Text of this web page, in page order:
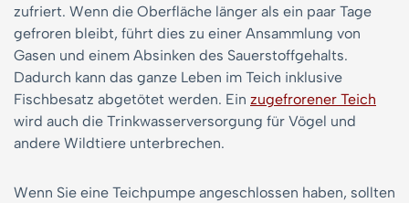
zufriert. Wenn die Oberfläche länger als ein paar Tage
gefroren bleibt, führt dies zu einer Ansammlung von
Gasen und einem Absinken des Sauerstoffgehalts.
Dadurch kann das ganze Leben im Teich inklusive
Fischbesatz abgetötet werden. Ein zugefrorener Teich
wird auch die Trinkwasserversorgung für Vögel und
andere Wildtiere unterbrechen.
Wenn Sie eine Teichpumpe angeschlossen haben, sollten